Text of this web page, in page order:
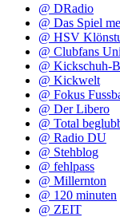
@ DRadio
@ Das Spiel
@ HSV
@ Clubfans
@ Kickschuh-
@ Kickwelt
@ Fokus
@ Der Libero
@ Total
@ Radio DU
@ Stehblog
@ fehlpass
@ Millernton
@ 120 minuten
@ ZEIT